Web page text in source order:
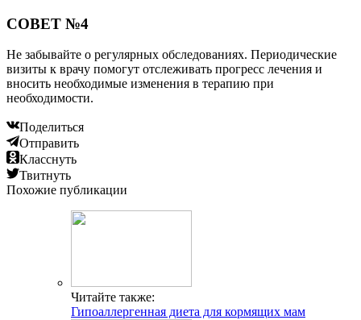
СОВЕТ №4
Не забывайте о регулярных обследованиях. Периодические
визиты к врачу помогут отслеживать прогресс лечения и
вносить необходимые изменения в терапию при
необходимости.
Поделиться
Отправить
Класснуть
Твитнуть
Похожие публикации
Читайте также:
Гипоаллергенная диета для кормящих мам